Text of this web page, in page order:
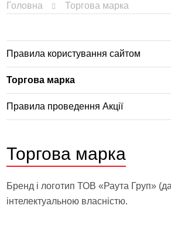
Головна Торгова марка
Правила користування сайтом
Торгова марка
Правила проведення Акції
Торгова марка
Бренд і логотип ТОВ «Раута Груп»
інтелектуальною власністю.